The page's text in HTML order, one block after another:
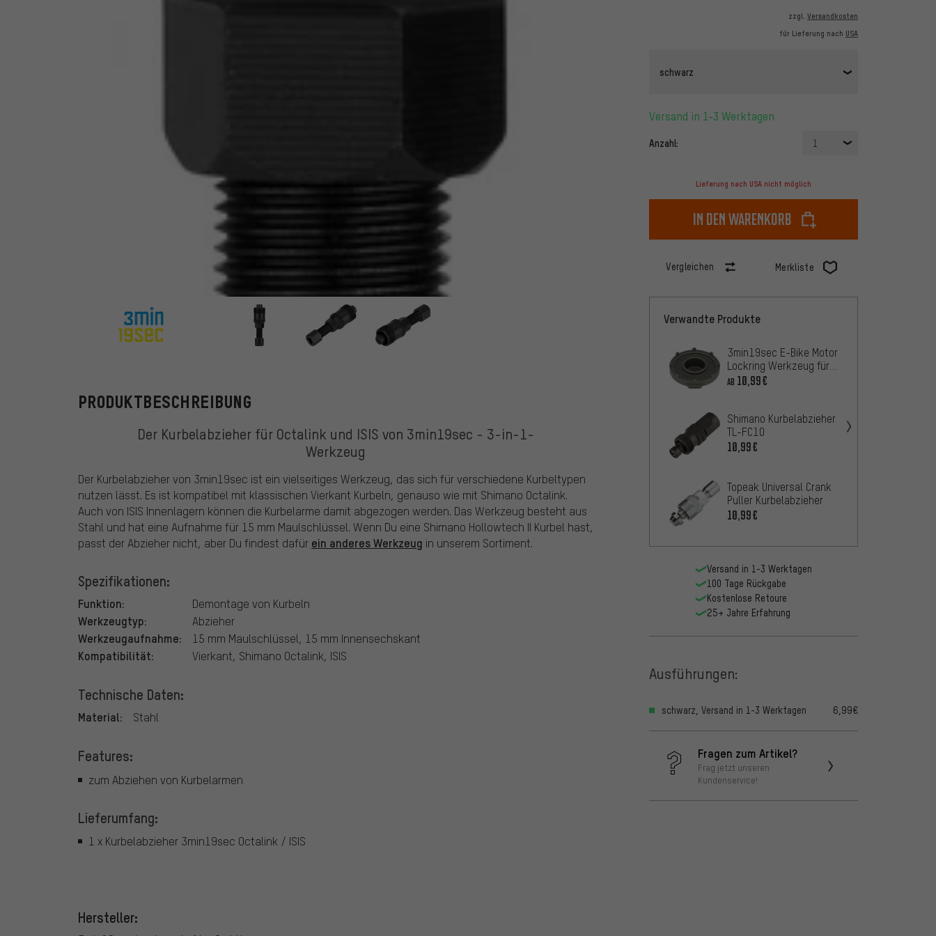
zzgl. Versandkosten
für Lieferung nach USA
schwarz
Versand in 1-3 Werktagen
Anzahl: 1
Lieferung nach USA nicht möglich
In den Warenkorb
Vergleichen Merkliste
3min19sec
PRODUKTBESCHREIBUNG
Der Kurbelabzieher für Octalink und ISIS von 3min19sec - 3-in-1-
Werkzeug
Der Kurbelabzieher von 3min19sec ist ein vielseitiges Werkzeug, das sich für verschiedene Kurbeltypen
nutzen lässt. Es ist kompatibel mit klassischen Vierkant Kurbeln, genauso wie mit Shimano Octalink.
Auch von ISIS Innenlagern können die Kurbelarme damit abgezogen werden. Das Werkzeug besteht aus
Stahl und hat eine Aufnahme für 15 mm Maulschlüssel. Wenn Du eine Shimano Hollowtech II Kurbel hast,
passt der Abzieher nicht, aber Du findest dafür ein anderes Werkzeug in unserem Sortiment.
Spezifikationen:
Funktion: Demontage von Kurbeln
Werkzeugtyp: Abzieher
Werkzeugaufnahme: 15 mm Maulschlüssel, 15 mm Innensechskant
Kompatibilität: Vierkant, Shimano Octalink, ISIS
Technische Daten:
Material: Stahl
Features:
zum Abziehen von Kurbelarmen
Lieferumfang:
1 x Kurbelabzieher 3min19sec Octalink / ISIS
Hersteller:
Verwandte Produkte
3min19sec E-Bike Motor
Lockring Werkzeug für
Bosch
AB 10,99€
Shimano Kurbelabzieher
TL-FC10
10,99€
Topeak Universal Crank
Puller Kurbelabzieher
10,99€
Versand in 1-3 Werktagen
100 Tage Rückgabe
Kostenlose Retoure
25+ Jahre Erfahrung
Ausführungen:
schwarz, Versand in 1-3 Werktagen 6,99€
Fragen zum Artikel?
Frag jetzt unseren
Kundenservice!